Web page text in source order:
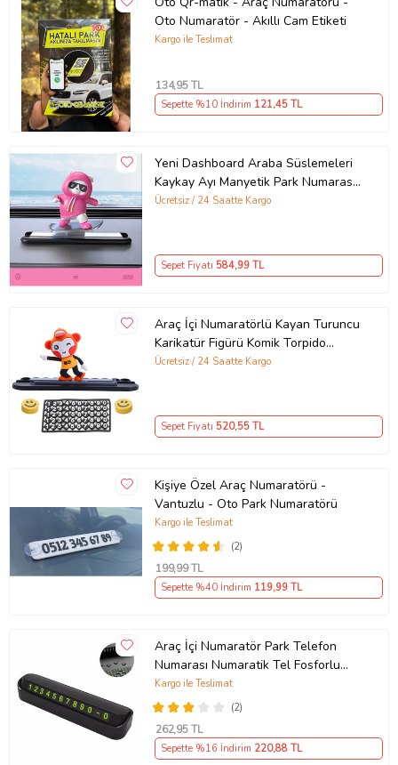
Oto Numaratör - Akıllı Cam Etiketi
Kargo ile Teslimat
134,95 TL
Sepette %10 İndirim 121,45 TL
Yeni Dashboard Araba Süslemeleri
Kaykay Ayı Manyetik Park Numarası
Plaka Yaratıcı Araba Karikatür
Ücretsiz / 24 Saatte Kargo
Sepet Fiyatı 584,99 TL
Araç İçi Numaratörlü Kayan Turuncu
Karikatür Figürü Komik Torpido
Aksesuarı
Ücretsiz / 24 Saatte Kargo
Sepet Fiyatı 520,55 TL
Kişiye Özel Araç Numaratörü -
Vantuzlu - Oto Park Numaratörü
(2)
Kargo ile Teslimat
199,99 TL
Sepette %40 İndirim 119,99 TL
Araç İçi Numaratör Park Telefon
Numarası Numaratik Tel Fosforlu
SİYAH
(2)
Kargo ile Teslimat
262,95 TL
Sepette %16 İndirim 220,88 TL